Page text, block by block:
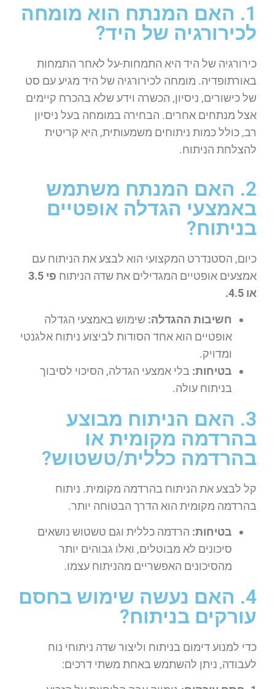
1. האם המנתח הוא מומחה
לכירורגיה של היד?
כירורגיה של היד היא התמחות-על לאחר התמחות
באורתופדיה. מומחה לכירורגיה של היד מגיע עם סט
של כישורים, ניסיון, הכשרה וידע שלא בהכרח קיימים
אצל מנתחים אחרים. הבחירה במומחה בעל ניסיון
רב, כולל כמות ניתוחים משמעותית, היא קריטית
להצלחת הניתוח.
2. האם המנתח משתמש
באמצעי הגדלה אופטיים
בניתוח?
כיום, הסטנדרט המקצועי הוא לבצע את הניתוח עם
אמצעים אופטיים המגדילים את שדה הניתוח
פי 3.5
או 4.5.
חשיבות ההגדלה: שימוש באמצעי הגדלה
אופטיים הוא אחד הסודות לביצוע ניתוח אלגנטי
ומדויק.
בטיחות: בלי אמצעי הגדלה, הסיכוי לסיבוך
בניתוח עולה.
3. האם הניתוח מבוצע
בהרדמה מקומית או
בהרדמה כללית/טשטוש?
קל לבצע את הניתוח בהרדמה מקומית. ניתוח
בהרדמה מקומית הוא הדרך הבטוחה יותר.
בטיחות: הרדמה כללית וגם טשטוש נושאים
סיכונים לא מבוטלים, ואלו גבוהים יותר
מהסיכונים האפשריים מהניתוח עצמו.
4. האם נעשה שימוש בחסם
עורקים בניתוח?
כדי למנוע דימום בניתוח וליצור שדה ניתוחי נוח
לעבודה, ניתן להשתמש באחת משתי דרכים: